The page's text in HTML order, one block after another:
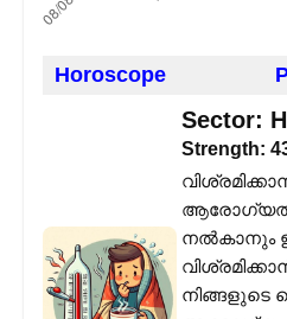
Horoscope
Sector:
Strength:
നൽകാനും
നിങ്ങളുടെ